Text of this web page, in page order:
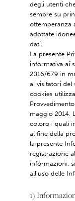
degli utenti
sempre su
ottemperanza
adottate
dati.
La presente
informativa ai
2016/679 in
ai visitatori del
cookies
maggio 2014.
coloro i quali
al fine della
la presente
registrazione
informazioni,
all'uso delle
1)